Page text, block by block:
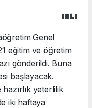
Genel
eğitim ve öğretim
gönderildi. Buna
başlayacak.
yeterlilik
iki haftaya